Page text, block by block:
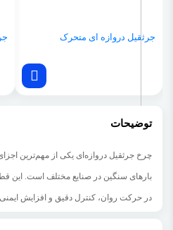
جرثقیل دروازه ای متحرک
توضیحات
چرخ جرثقیل دروازه‌ای یکی از مهم‌ترین
بارهای سنگین در صنایع مختلف است. این
در حرکت روان، کنترل دقیق و افزایش ایمنی